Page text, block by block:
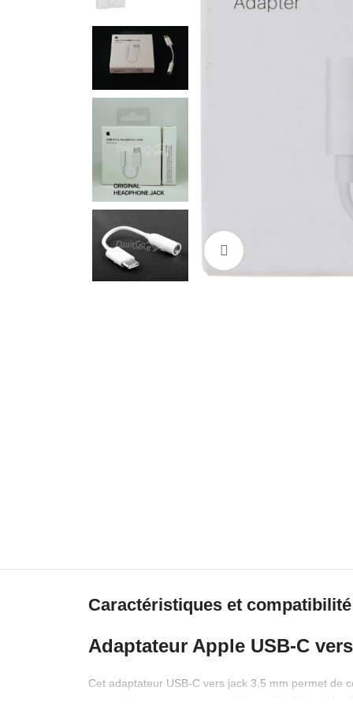
Caractéristiques et compatibilité
Adaptateur Apple USB-C
Cet adaptateur USB-C vers jack 3,5 mm permet de